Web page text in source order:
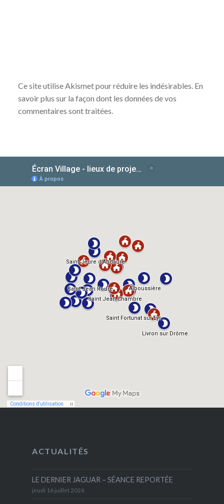
Ce site utilise Akismet pour réduire les indésirables. En
savoir plus sur la façon dont les données de vos
commentaires sont traitées
ACTUALITÉS
LE DERNIER JAGUAR – SÉANCE REPORTÉE
jeudi 16 juillet 2026